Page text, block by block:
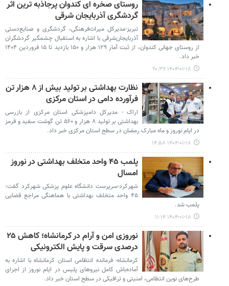
روستای صخره ای کندوان پرجاذبه ترین اثر
گردشگری آذربایجان شرقی
تبریز-مدیرکل میراث‌فرهنگی، گردشگری و صنایع‌دستی
آذربایجان‌شرقی با اشاره به استقبال چشمگیر گردشگران
از روستای جهانی کندوان، از ثبت آمار ۱۲۹ هزار و ۱۵۰ بازدید تا ۱۵ فروردین ۱۴۰۴
خبر داد.
۱۴۰۴-۰۱-۱۸ ۲۰:۳۶
نظارت بهداشتی بر تولید بیش از ۸ هزار تن
فرآورده دامی در استان مرکزی
اراک - مدیرکل دامپزشکی استان مرکزی از بازرسی
بهداشتی بر تولید ۸ هزار و ۵۶۰ تن گوشت سفید و قرمز
در ایام نوروز و ماه مبارک رمضان در سطح استان مرکزی خبر داد.
۱۴۰۴-۰۱-۱۸ ۱۴:۵۸
پلمب ۴۵ واحد متخلف بهداشتی در نوروز
امسال
شهرکرد-سرپرست دانشگاه علوم پزشکی شهرکرد گفت:
۴۵ واحد متخلف بهداشتی با هماهنگی مراجع قضایی
پلمب شد.
۱۴۰۴-۰۱-۱۸ ۱۱:۱۴
نوروزی امن و آرام در کرمانشاه؛ کاهش ۲۵
درصدی سرقت و پایش الکترونیکی
کرمانشاه- فرمانده انتظامی استان کرمانشاه با اشاره به
آماده‌باش کامل نیروهای پلیس در ایام نوروز از اجرای
طرح‌های نوین انتظامی، امنیتی و ترافیکی در سطح استان خبر داد.